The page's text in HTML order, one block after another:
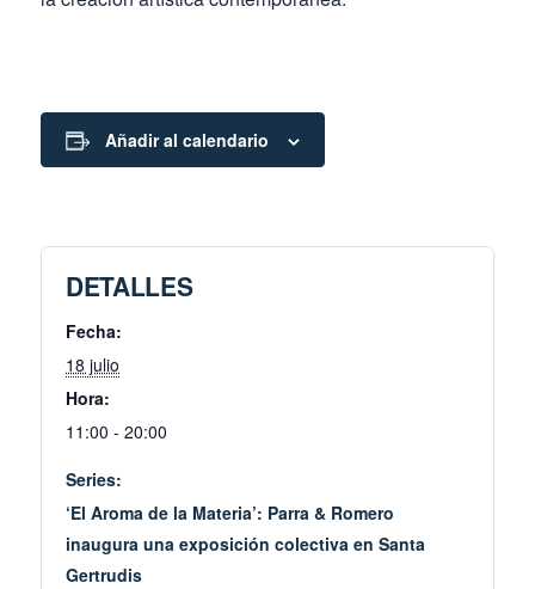
Añadir al calendario
DETALLES
Fecha:
18 julio
Hora:
11:00 - 20:00
Series:
‘El Aroma de la Materia’: Parra & Romero
inaugura una exposición colectiva en Santa
Gertrudis